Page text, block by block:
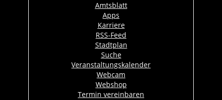
Amtsblatt
Apps
Karriere
RSS-Feed
Stadtplan
Suche
Veranstaltungskalender
Webcam
Webshop
Termin vereinbaren